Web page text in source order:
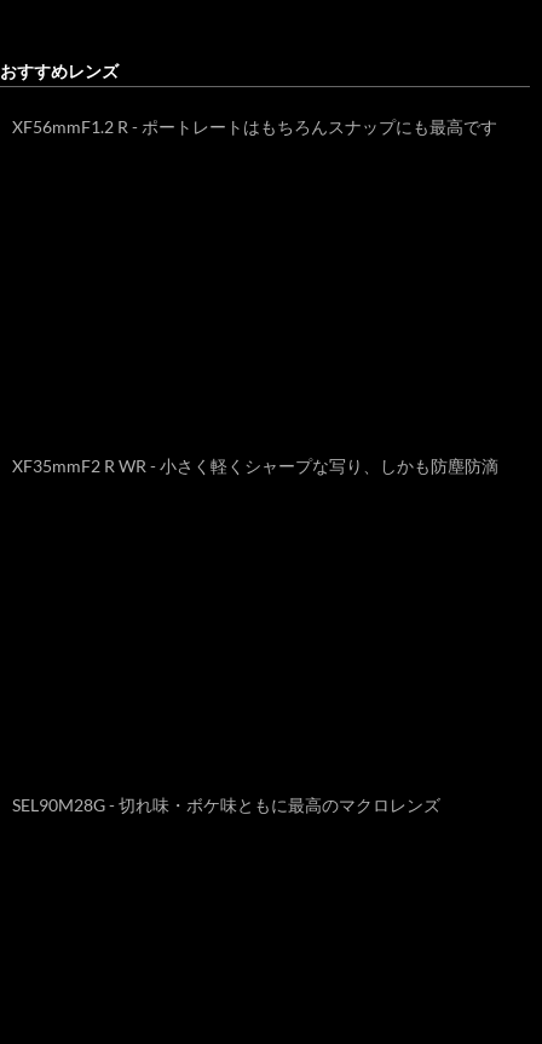
おすすめレンズ
XF56mmF1.2 R - ポートレートはもちろんスナップにも最高です
XF35mmF2 R WR - 小さく軽くシャープな写り、しかも防塵防滴
SEL90M28G - 切れ味・ボケ味ともに最高のマクロレンズ